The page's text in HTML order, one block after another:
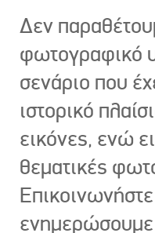
Δεν
φωτογραφικό
σενάριο που
ιστορικό
εικόνες, ενώ
θεματικές
ενημερώσουμε